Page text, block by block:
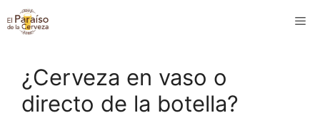
Saltar
al
¿Cerveza en vaso o
directo de la botella?